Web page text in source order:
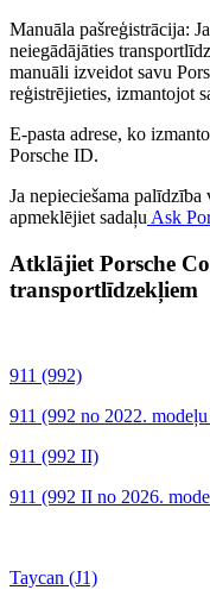
Manuāla pašreģistrācija:
neiegādājāties
manuāli izveidot savu
reģistrējieties, izmantojot
E-pasta adrese, ko
Porsche ID.
Ja nepieciešama
apmeklējiet sadaļu Ask
Atklājiet Porsche
transportlīdzekļiem
911 (992)
911 (992 no 2022.
911 (992 II)
911 (992 II no 2026.
Taycan (J1)